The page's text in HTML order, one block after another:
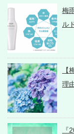
梅
ル
理